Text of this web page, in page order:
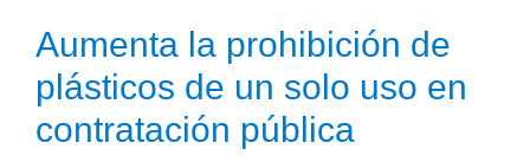
Aumenta la prohibición de
plásticos de un solo uso en
contratación pública